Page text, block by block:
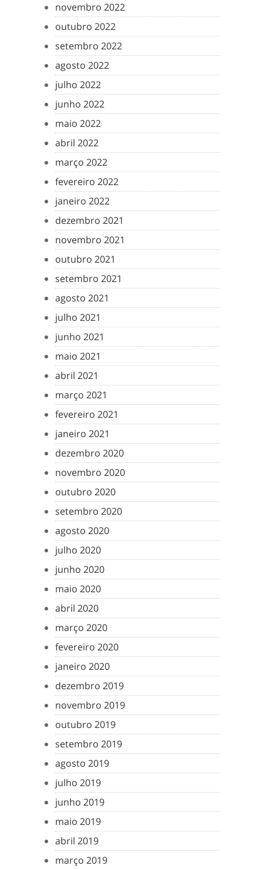
novembro 2022
outubro 2022
setembro 2022
agosto 2022
julho 2022
junho 2022
maio 2022
abril 2022
março 2022
fevereiro 2022
janeiro 2022
dezembro 2021
novembro 2021
outubro 2021
setembro 2021
agosto 2021
julho 2021
junho 2021
maio 2021
abril 2021
março 2021
fevereiro 2021
janeiro 2021
dezembro 2020
novembro 2020
outubro 2020
setembro 2020
agosto 2020
julho 2020
junho 2020
maio 2020
abril 2020
março 2020
fevereiro 2020
janeiro 2020
dezembro 2019
novembro 2019
outubro 2019
setembro 2019
agosto 2019
julho 2019
junho 2019
maio 2019
abril 2019
março 2019